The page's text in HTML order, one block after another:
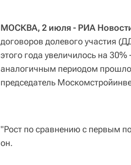
МОСКВА, 2 июля - РИА
договоров долевого участия
этого года увеличилось на
аналогичным периодом
председатель
"Рост по сравнению с первым
он.